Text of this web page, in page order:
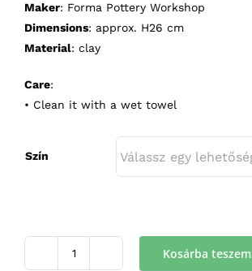
Maker: Forma Pottery Workshop
Dimensions: approx. H26 cm
Material: clay
Care:
• Clean it with a wet towel
Szín
Váza
Kosárba teszem